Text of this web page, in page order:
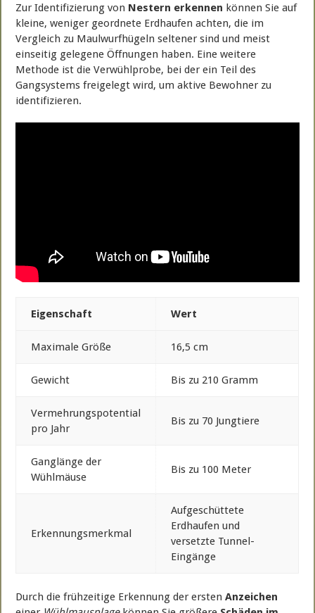
Zur Identifizierung von Nestern erkennen können Sie auf
kleine, weniger geordnete Erdhaufen achten, die im
Vergleich zu Maulwurfhügeln seltener sind und meist
einseitig gelegene Öffnungen haben. Eine weitere
Methode ist die Verwühlprobe, bei der ein Teil des
Gangsystems freigelegt wird, um aktive Bewohner zu
identifizieren.
Eigenschaft Wert
Maximale Größe 16,5 cm
Gewicht Bis zu 210 Gramm
Vermehrungspotential
pro Jahr
Bis zu 70 Jungtiere
Ganglänge der
Wühlmäuse
Bis zu 100 Meter
Erkennungsmerkmal
Aufgeschüttete
Erdhaufen und
versetzte Tunnel-
Eingänge
Durch die frühzeitige Erkennung der erstenAnzeichen